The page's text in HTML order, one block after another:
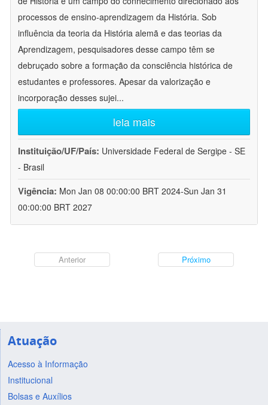
processos de ensino-aprendizagem da História. Sob
influência da teoria da História alemã e das teorias da
Aprendizagem, pesquisadores desse campo têm se
debruçado sobre a formação da consciência histórica de
estudantes e professores. Apesar da valorização e
incorporação desses sujei...
leia mais
Instituição/UF/País: Universidade Federal de Sergipe - SE
- Brasil
Vigência: Mon Jan 08 00:00:00 BRT 2024-Sun Jan 31
00:00:00 BRT 2027
Anterior Próximo
Atuação
Acesso à Informação
Institucional
Bolsas e Auxílios